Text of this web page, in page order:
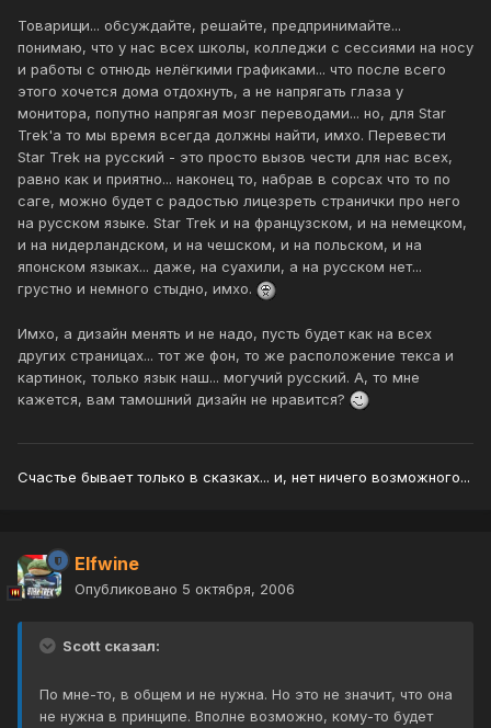
Товарищи... обсуждайте, решайте, предпринимайте...
понимаю, что у нас всех школы, колледжи с сессиями на носу
и работы с отнюдь нелёгкими графиками... что после всего
этого хочется дома отдохнуть, а не напрягать глаза у
монитора, попутно напрягая мозг переводами... но, для Star
Trek'а то мы время всегда должны найти, имхо. Перевести
Star Trek на русский - это просто вызов чести для нас всех,
равно как и приятно... наконец то, набрав в сорсах что то по
саге, можно будет с радостью лицезреть странички про него
на русском языке. Star Trek и на французском, и на немецком,
и на нидерландском, и на чешском, и на польском, и на
японском языках... даже, на суахили, а на русском нет...
грустно и немного стыдно, имхо.
Имхо, а дизайн менять и не надо, пусть будет как на всех
других страницах... тот же фон, то же расположение текса и
картинок, только язык наш... могучий русский. А, то мне
кажется, вам тамошний дизайн не нравится?
Счастье бывает только в сказках... и, нет ничего возможного...
Elfwine
Опубликовано 5 октября, 2006
Scott сказал:
По мне-то, в общем и не нужна. Но это не значит, что она
не нужна в принципе. Вполне возможно, кому-то будет